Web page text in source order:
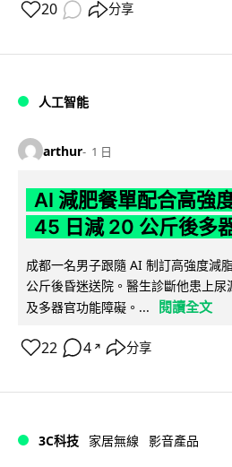
20 分享
人工智能
arthur 1 日
AI 減肥餐單配合高強
45 日減 20 公斤後多
成都一名男子跟隨 AI 制訂高強度減
公斤後昏迷送院。醫生診斷他患上
及多器官功能障礙。...
閱讀全文
22 4 ↗ 分享
3C科技 家居無線 影音產品